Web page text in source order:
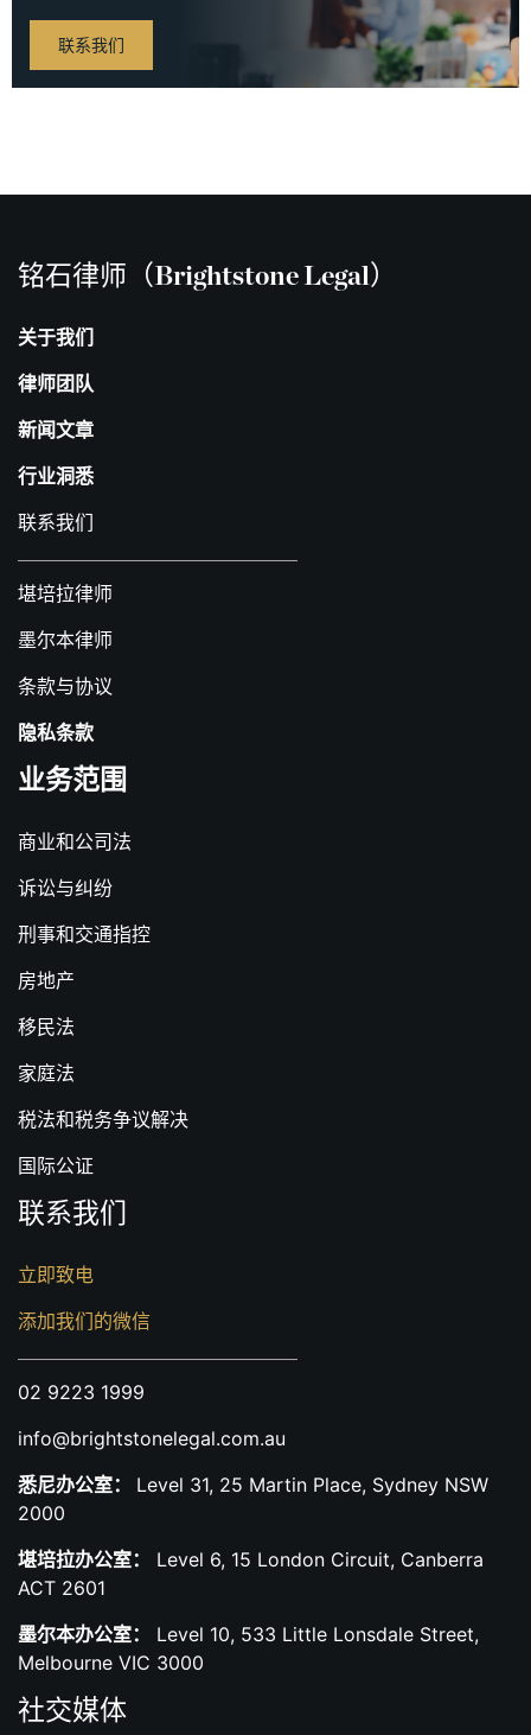
联系我们
铭石律师（Brightstone Legal）
关于我们
律师团队
新闻文章
行业洞悉
联系我们
堪培拉律师
墨尔本律师
条款与协议
隐私条款
业务范围
商业和公司法
诉讼与纠纷
刑事和交通指控
房地产
移民法
家庭法
税法和税务争议解决
国际公证
联系我们
立即致电
添加我们的微信
02 9223 1999
info@brightstonelegal.com.au
悉尼办公室： Level 31, 25 Martin Place, Sydney NSW
2000
堪培拉办公室：
Level 6, 15 London Circuit, Canberra
ACT 2601
墨尔本办公室：
Level 10, 533 Little Lonsdale Street,
Melbourne VIC 3000
社交媒体